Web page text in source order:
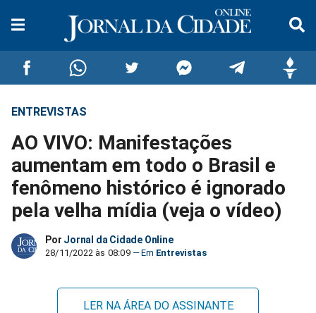
Compartilhar
no
Facebook
Compartilhar
no
Whatsapp
no
Twitter
no
Messenger
no
TelegramGettr
ENTREVISTAS
AO VIVO: Manifestações
aumentam em todo o Brasil e
fenômeno histórico é ignorado
pela velha mídia (veja o vídeo)
Por Jornal da Cidade Online
28/11/2022 às 08:09 Entrevistas
LER NA ÁREA DO ASSINANTE